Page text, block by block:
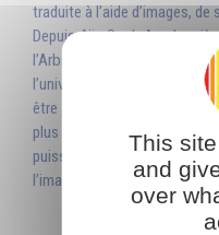
traduite à l’aide d’images, de
Depuis Aïn Soph Aur,
l’Arbre séphirotique nous
l’univers. Tâchez de vous
être ne comprendrez-vous
plus forte raison,
puissances qu’elle
l’image d’un monde idéal
This
and
over